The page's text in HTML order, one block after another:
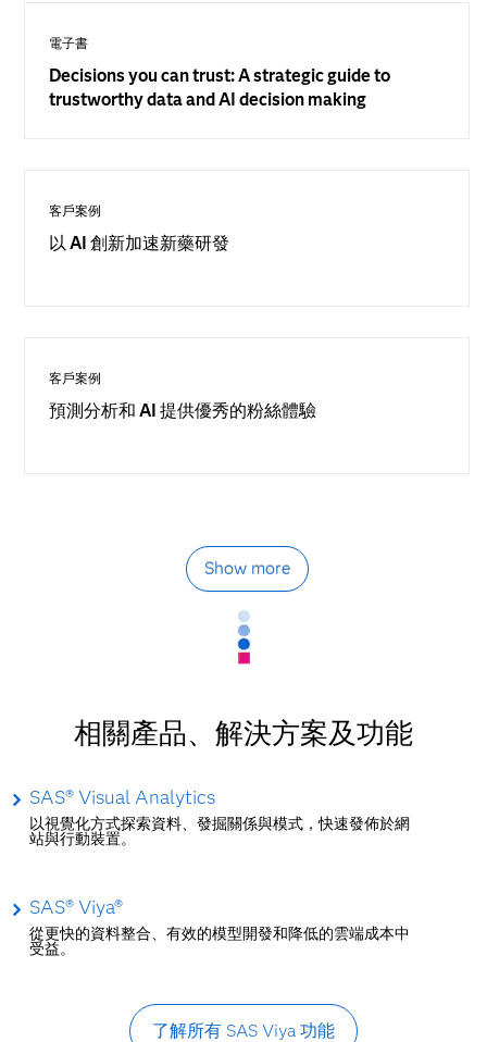
電子書
Decisions you can trust: A strategic guide to
trustworthy data and AI decision making
客戶案例
以 AI 創新加速新藥研發
客戶案例
預測分析和 AI 提供優秀的粉絲體驗
Show more
相關產品、解決方案及功能
SAS® Visual Analytics
以視覺化方式探索資料、發掘關係與模式，快速發佈於網
站與行動裝置。
SAS® Viya®
從更快的資料整合、有效的模型開發和降低的雲端成本中
受益。
了解所有 SAS Viya 功能